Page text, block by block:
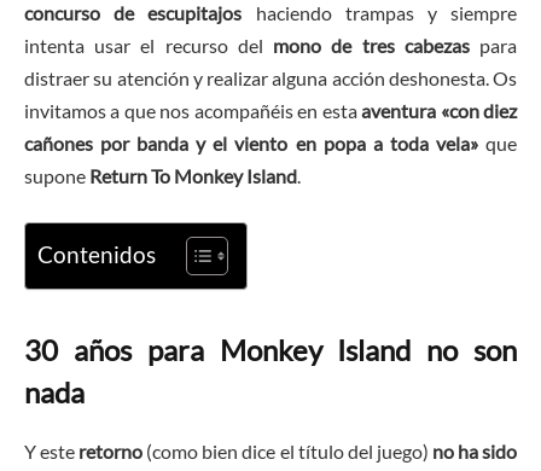
concurso de escupitajos haciendo trampas y siempre
intenta usar el recurso del mono de tres cabezaspara
distraer su atención y realizar alguna acción deshonesta. Os
invitamos a que nos acompañéis en estaaventura «con diez
cañones por banda y el viento en popa a toda vela»que
supone Return To Monkey Island.
Contenidos
30 años para Monkey Island no son
nada
Y este retorno (como bien dice el título del juego) no ha sido